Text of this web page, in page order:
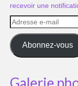
recevoir une
Adresse
e-
mail
Abonnez-vous
Galerie